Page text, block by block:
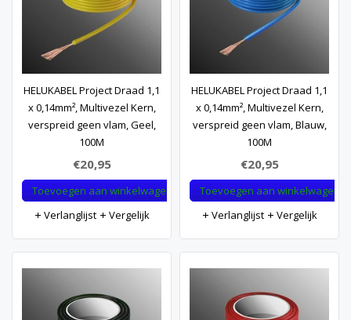
HELUKABEL Project Draad 1,1
x 0,14mm², Multivezel Kern,
verspreid geen vlam, Geel,
100M
€20,95
Toevoegen aan winkelwagen
Verlanglijst
Vergelijk
HELUKABEL Project Draad 1,1
x 0,14mm², Multivezel Kern,
verspreid geen vlam, Blauw,
100M
€20,95
Toevoegen aan winkelwagen
Verlanglijst
Vergelijk